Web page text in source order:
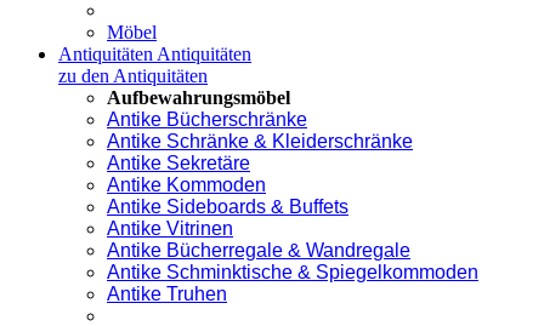
Möbel
Antiquitäten Antiquitäten
zu den Antiquitäten
Aufbewahrungsmöbel
Antike Bücherschränke
Antike Schränke & Kleiderschränke
Antike Sekretäre
Antike Kommoden
Antike Sideboards & Buffets
Antike Vitrinen
Antike Bücherregale & Wandregale
Antike Schminktische & Spiegelkommoden
Antike Truhen